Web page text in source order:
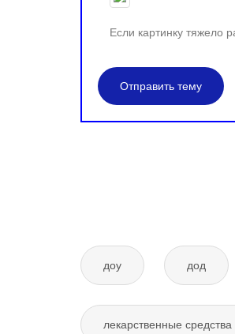
Если картинку тяжело
Отправить тему
доу дод
лекарственные средства